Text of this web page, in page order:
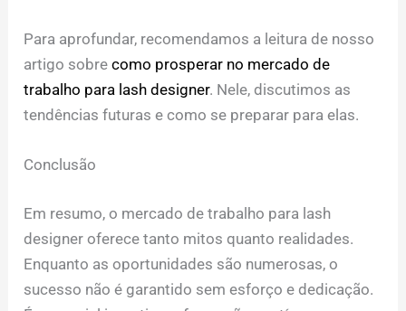
Para aprofundar, recomendamos a leitura de nosso
artigo sobrecomo prosperar no mercado de
trabalho para lash designer. Nele, discutimos as
tendências futuras e como se preparar para elas.
Conclusão
Em resumo, o mercado de trabalho para lash
designer oferece tanto mitos quanto realidades.
Enquanto as oportunidades são numerosas, o
sucesso não é garantido sem esforço e dedicação.